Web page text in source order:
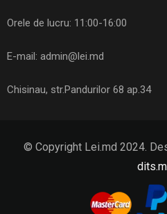
Orele de lucru: 11:00-16:00
E-mail: admin@lei.md
Chisinau, str.Pandurilor 68 ap.34
© Copyright Lei.md 2024.